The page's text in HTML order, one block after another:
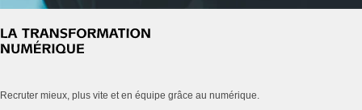
Recruter mieux, plus vite et en équipe grâce au numérique.